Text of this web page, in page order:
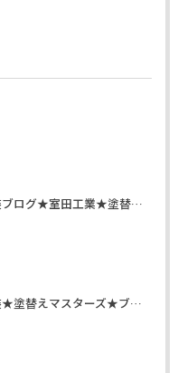
広島市の外壁塗装ブログ★室田工業★塗替えマスターズ★外壁リフォーム
広島市の外壁塗装★塗替えマスターズ★ブログ「初めて家を手入れするのに」